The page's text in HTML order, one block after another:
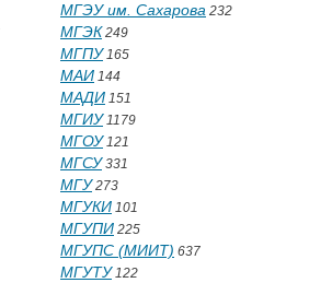
МГЭУ им. Сахарова 232
МГЭК 249
МГПУ165
МАИ 144
МАДИ 151
МГИУ1179
МГОУ121
МГСУ331
МГУ273
МГУКИ 101
МГУПИ 225
МГУПС (МИИТ) 637
МГУТУ122